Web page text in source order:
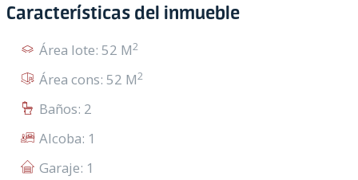
Características del inmueble
Área lote: 52 M2
Área cons: 52 M2
Baños: 2
Alcoba: 1
Garaje: 1